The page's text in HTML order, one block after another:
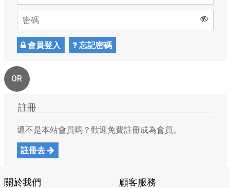
會員登入 忘記密碼
OR
註冊
還不是本站會員嗎？歡迎免費註冊成為會員。
註冊去
關於我們 顧客服務